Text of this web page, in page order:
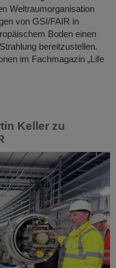
Weltraumorganisation
von GSI/FAIR in
Boden einen
bereitzustellen.
im Fachmagazin „Life
Keller zu